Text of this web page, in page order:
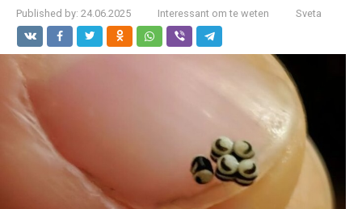
Published by: 24.06.2025 Interessant om te weten Sveta